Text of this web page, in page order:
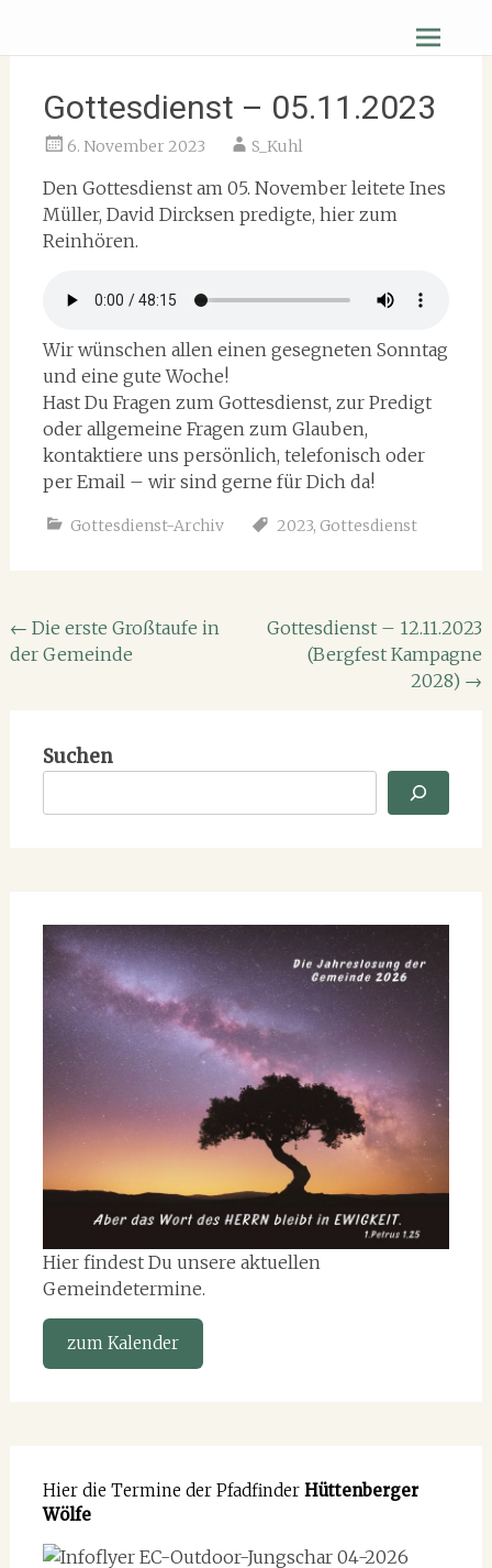
Christus Zuerst Gemeinde Hüttenberg
Gottesdienst – 05.11.2023
6. November 2023 S_Kuhl
Den Gottesdienst am 05. November leitete Ines
Müller, David Dircksen predigte, hier zum
Reinhören.
Wir wünschen allen einen gesegneten Sonntag
und eine gute Woche!
Hast Du Fragen zum Gottesdienst, zur Predigt
oder allgemeine Fragen zum Glauben,
kontaktiere uns persönlich, telefonisch oder
per Email – wir sind gerne für Dich da!
Gottesdienst-Archiv 2023, Gottesdienst
Beitragsnavigation
← Die erste Großtaufe in
der Gemeinde
Gottesdienst – 12.11.2023
(Bergfest Kampagne
2028) →
Suchen
Hier findest Du unsere aktuellen
Gemeindetermine.
zum Kalender
Hier die Termine der Pfadfinder Hüttenberger
Wölfe